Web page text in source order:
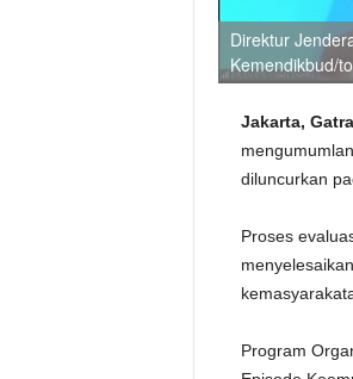
Direktur
Kemendikbud/
Jakarta,
diluncurkan
Proses
Program